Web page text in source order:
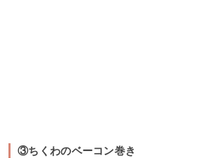
③ちくわのベーコン巻き